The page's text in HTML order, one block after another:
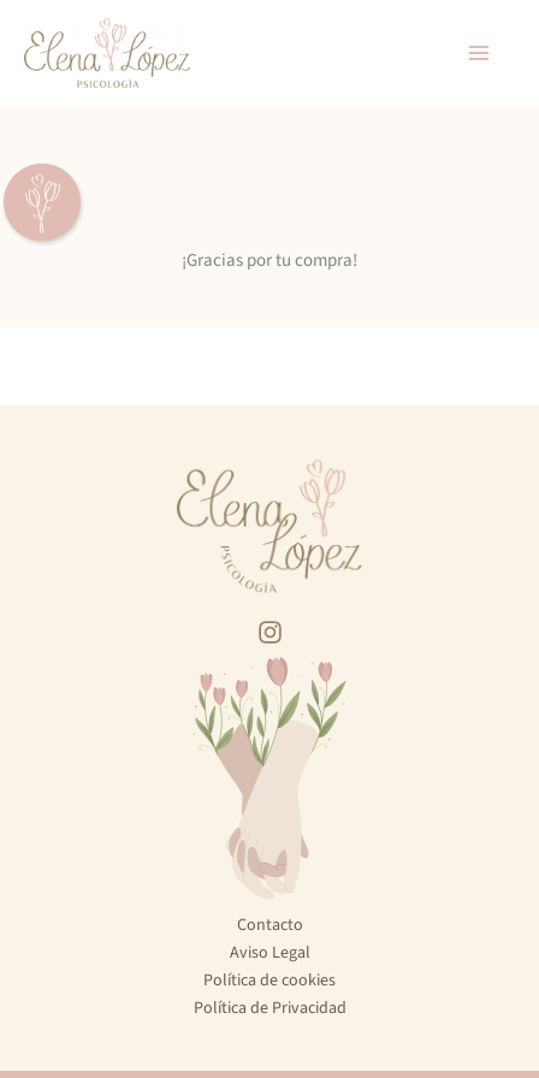
contenido
¡Gracias por tu compra!
Contacto
Aviso Legal
Política de cookies
Política de Privacidad